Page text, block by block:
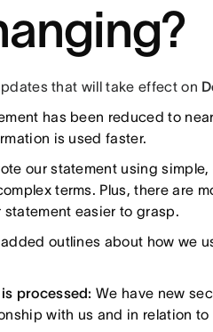
that will take effect on
has been reduced to
is used faster.
our statement using
terms. Plus, there are
easier to grasp.
outlines about how we
is processed:We have new
with us and in relation to